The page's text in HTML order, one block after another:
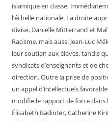
islamique en classe.
l’échelle nationale. La droite
divise, Danielle Mitterrand et
Racisme, mais aussi Jean-Luc
leur soutien aux élèves, tandis
syndicats d’enseignants et de
direction. Outre la prise de
un appel d’intellectuels
modifie le rapport de force dans
Élisabeth Badinter, Catherine